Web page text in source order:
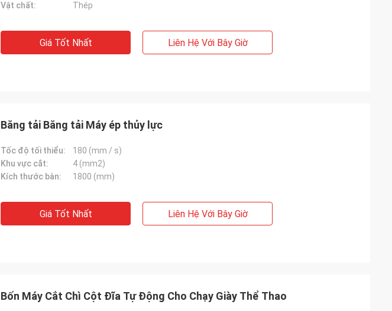
Vật chất:
Thép
Giá Tốt Nhất Liên Hệ Với Bây Giờ
Băng tải Băng tải Máy ép thủy lực
Tốc độ tối thiểu:
180 (mm / s)
Khu vực cắt:
4 (mm2)
Kích thước bàn:
1800 (mm)
Giá Tốt Nhất Liên Hệ Với Bây Giờ
Bốn Máy Cắt Chì Cột Đĩa Tự Động Cho Chạy Giày Thể Thao